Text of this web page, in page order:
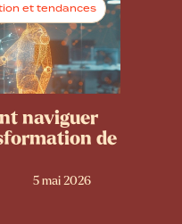
et tendances
naviguer
de
5 mai 2026